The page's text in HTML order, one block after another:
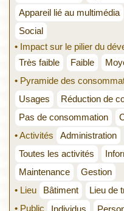
Appareil lié au multimédia
Social
• Impact sur le pilier du
Très faible
Faible
• Pyramide des
Usages
Réduction de
Pas de consommation
• Activités
Administration
Toutes les activités
Maintenance
Gestion
• Lieu
Bâtiment
Lieu de
• Public
Individus